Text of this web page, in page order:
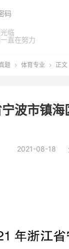
临
直在努力
码
题  体育专业  正文
波市镇
2021-08-18